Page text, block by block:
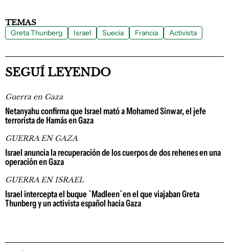
TEMAS
Greta Thunberg Israel Suecia Francia Activista
SEGUÍ LEYENDO
Guerra en Gaza
Netanyahu confirma que Israel mató a Mohamed Sinwar, el jefe
terrorista de Hamás en Gaza
GUERRA EN GAZA
Israel anuncia la recuperación de los cuerpos de dos rehenes en una
operación en Gaza
GUERRA EN ISRAEL
Israel intercepta el buque `Madleen´en el que viajaban Greta
Thunberg y un activista español hacia Gaza